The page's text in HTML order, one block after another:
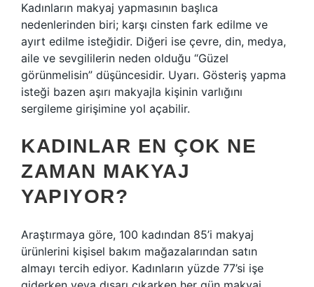
Kadınların makyaj yapmasının başlıca
nedenlerinden biri; karşı cinsten fark edilme ve
ayırt edilme isteğidir. Diğeri ise çevre, din, medya,
aile ve sevgililerin neden olduğu “Güzel
görünmelisin” düşüncesidir. Uyarı. Gösteriş yapma
isteği bazen aşırı makyajla kişinin varlığını
sergileme girişimine yol açabilir.
KADINLAR EN ÇOK NE
ZAMAN MAKYAJ
YAPIYOR?
Araştırmaya göre, 100 kadından 85’i makyaj
ürünlerini kişisel bakım mağazalarından satın
almayı tercih ediyor. Kadınların yüzde 77’si işe